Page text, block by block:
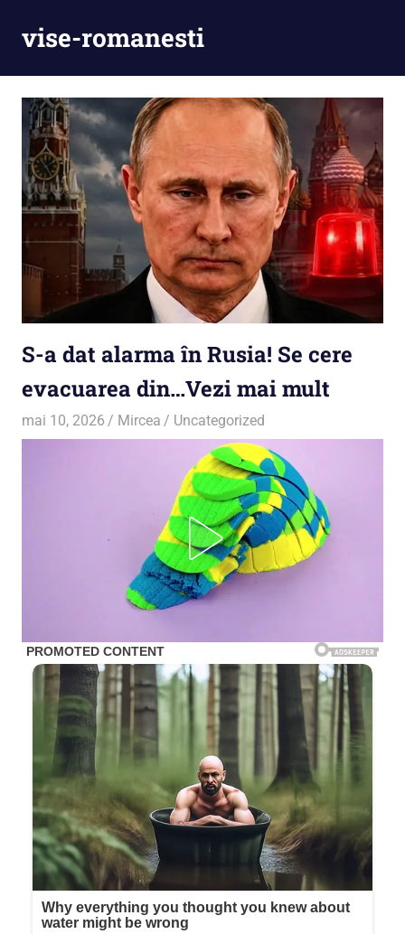
vise-romanesti
S-a dat alarma în Rusia! Se cere
evacuarea din…Vezi mai mult
mai 10, 2026 Mircea Uncategorized